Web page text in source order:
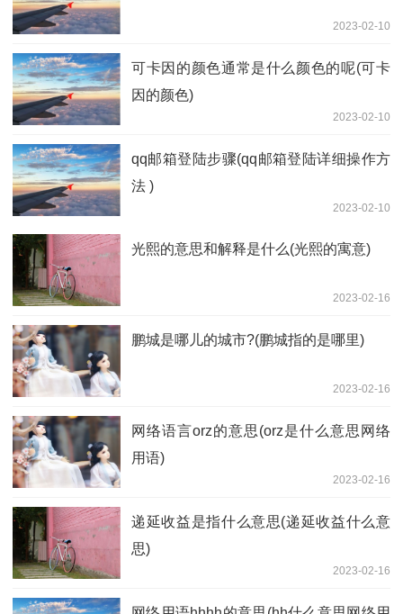
2023-02-10
可卡因的颜色通常是什么颜色的呢(可卡
因的颜色)
2023-02-10
qq邮箱登陆步骤(qq邮箱登陆详细操作方
法 )
2023-02-10
光熙的意思和解释是什么(光熙的寓意)
2023-02-16
鹏城是哪儿的城市?(鹏城指的是哪里)
2023-02-16
网络语言orz的意思(orz是什么意思网络
用语)
2023-02-16
递延收益是指什么意思(递延收益什么意
思)
2023-02-16